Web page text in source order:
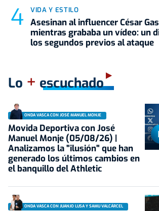
VIDA Y ESTILO
Asesinan al influencer César
mientras grababa un vídeo: un
los segundos previos al ataque
Lo + escuchado
ONDA VASCA CON JOSÉ MANUEL MONJE
Movida Deportiva con José
Manuel Monje (05/08/26) |
Analizamos la "ilusión" que han
generado los últimos cambios en
el banquillo del Athletic
ONDA VASCA CON JUANJO LUSA Y SAMU VALCÁRCEL